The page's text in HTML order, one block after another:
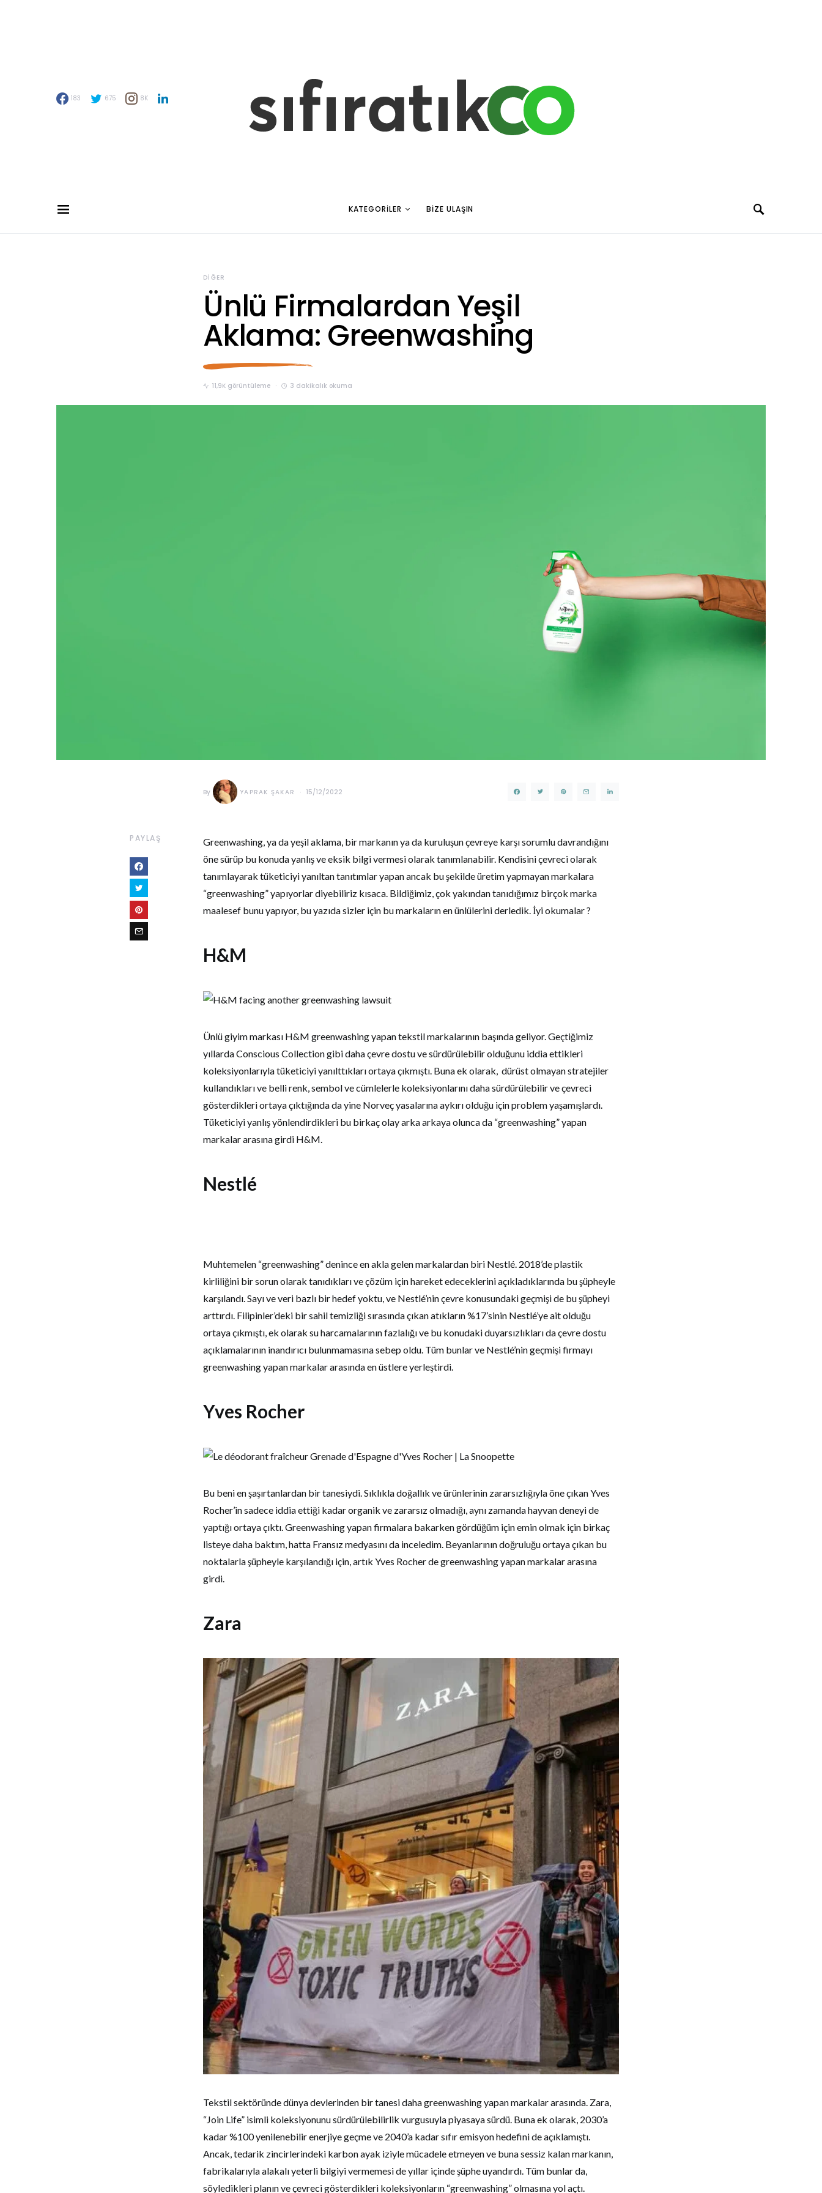
183 675 8K
KATEGORILER BIZE ULAŞIN
DIĞER
Ünlü Firmalardan Yeşil
Aklama: Greenwashing
11,9K görüntüleme 3 dakikalık okuma
By YAPRAK ŞAKAR 15/12/2022
PAYLAŞ
Greenwashing, ya da yeşil aklama, bir markanın ya da kuruluşun çevreye karşı sorumlu davrandığını
öne sürüp bu konuda yanlış ve eksik bilgi vermesi olarak tanımlanabilir. Kendisini çevreci olarak
tanımlayarak tüketiciyi yanıltan tanıtımlar yapan ancak bu şekilde üretim yapmayan markalara
“greenwashing” yapıyorlar diyebiliriz kısaca. Bildiğimiz, çok yakından tanıdığımız birçok marka
maalesef bunu yapıyor, bu yazıda sizler için bu markaların en ünlülerini derledik. İyi okumalar ?
H&M
Ünlü giyim markası H&M greenwashing yapan tekstil markalarının başında geliyor. Geçtiğimiz
yıllarda Conscious Collection gibi daha çevre dostu ve sürdürülebilir olduğunu iddia ettikleri
koleksiyonlarıyla tüketiciyi yanılttıkları ortaya çıkmıştı. Buna ek olarak, dürüst olmayan stratejiler
kullandıkları ve belli renk, sembol ve cümlelerle koleksiyonlarını daha sürdürülebilir ve çevreci
gösterdikleri ortaya çıktığında da yine Norveç yasalarına aykırı olduğu için problem yaşamışlardı.
Tüketiciyi yanlış yönlendirdikleri bu birkaç olay arka arkaya olunca da “greenwashing” yapan
markalar arasına girdi H&M.
Nestlé
Muhtemelen “greenwashing” denince en akla gelen markalardan biri Nestlé. 2018’de plastik
kirliliğini bir sorun olarak tanıdıkları ve çözüm için hareket edeceklerini açıkladıklarında bu şüpheyle
karşılandı. Sayı ve veri bazlı bir hedef yoktu, ve Nestlé’nin çevre konusundaki geçmişi de bu şüpheyi
arttırdı. Filipinler’deki bir sahil temizliği sırasında çıkan atıkların %17’sinin Nestlé’ye ait olduğu
ortaya çıkmıştı, ek olarak su harcamalarının fazlalığı ve bu konudaki duyarsızlıkları da çevre dostu
açıklamalarının inandırıcı bulunmamasına sebep oldu. Tüm bunlar ve Nestlé’nin geçmişi firmayı
greenwashing yapan markalar arasında en üstlere yerleştirdi.
Yves Rocher
Bu beni en şaşırtanlardan bir tanesiydi. Sıklıkla doğallık ve ürünlerinin zararsızlığıyla öne çıkan Yves
Rocher’in sadece iddia ettiği kadar organik ve zararsız olmadığı, aynı zamanda hayvan deneyi de
yaptığı ortaya çıktı. Greenwashing yapan firmalara bakarken gördüğüm için emin olmak için birkaç
listeye daha baktım, hatta Fransız medyasını da inceledim. Beyanlarının doğruluğu ortaya çıkan bu
noktalarla şüpheyle karşılandığı için, artık Yves Rocher de greenwashing yapan markalar arasına
girdi.
Zara
Tekstil sektöründe dünya devlerinden bir tanesi daha greenwashing yapan markalar arasında. Zara,
“Join Life” isimli koleksiyonunu sürdürülebilirlik vurgusuyla piyasaya sürdü. Buna ek olarak, 2030’a
kadar %100 yenilenebilir enerjiye geçme ve 2040’a kadar sıfır emisyon hedefini de açıklamıştı.
Ancak, tedarik zincirlerindeki karbon ayak iziyle mücadele etmeyen ve buna sessiz kalan markanın,
fabrikalarıyla alakalı yeterli bilgiyi vermemesi de yıllar içinde şüphe uyandırdı. Tüm bunlar da,
söyledikleri planın ve çevreci gösterdikleri koleksiyonların “greenwashing” olmasına yol açtı.